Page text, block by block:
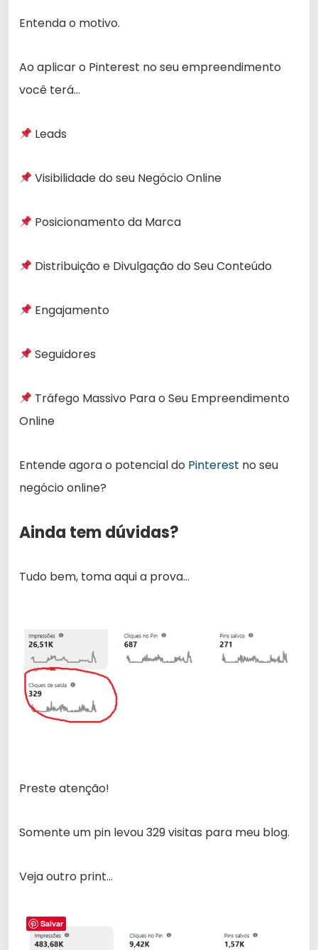
Entenda o motivo.
Ao aplicar o Pinterest no seu empreendimento
você terá…
Leads
Visibilidade do seu Negócio Online
Posicionamento da Marca
Distribuição e Divulgação do Seu Conteúdo
Engajamento
Seguidores
Tráfego Massivo Para o Seu Empreendimento
Online
Entende agora o potencial do Pinterest no seu
negócio online?
Ainda tem dúvidas?
Tudo bem, toma aqui a prova…
Preste atenção!
Somente um pin levou 329 visitas para meu blog.
Veja outro print…
Salvar